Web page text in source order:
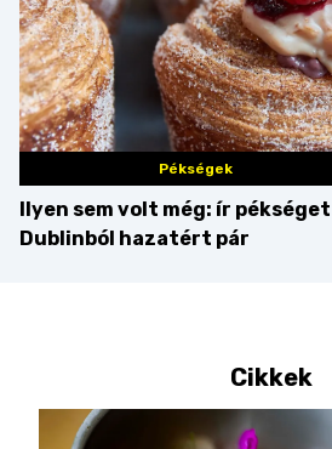
Pékségek
Ilyen sem volt még: ír
Dublinból hazatért pár
Cikkek